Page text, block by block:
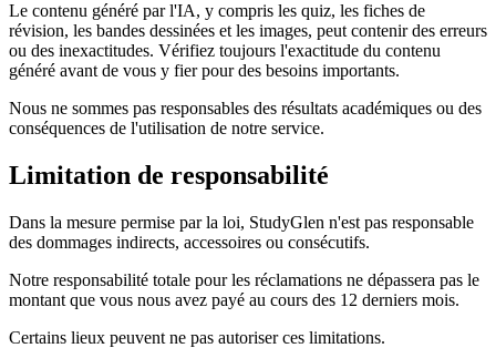
Le contenu généré par l'IA, y compris les quiz, les fiches de
révision, les bandes dessinées et les images, peut contenir des erreurs
ou des inexactitudes. Vérifiez toujours l'exactitude du contenu
généré avant de vous y fier pour des besoins importants.
Nous ne sommes pas responsables des résultats académiques ou des
conséquences de l'utilisation de notre service.
Limitation de responsabilité
Dans la mesure permise par la loi, StudyGlen n'est pas responsable
des dommages indirects, accessoires ou consécutifs.
Notre responsabilité totale pour les réclamations ne dépassera pas le
montant que vous nous avez payé au cours des 12 derniers mois.
Certains lieux peuvent ne pas autoriser ces limitations.